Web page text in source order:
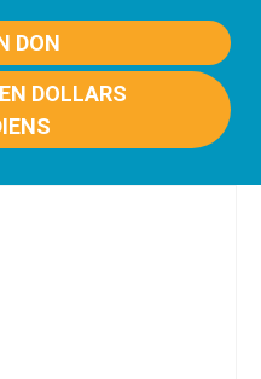
DON
DOLLARS